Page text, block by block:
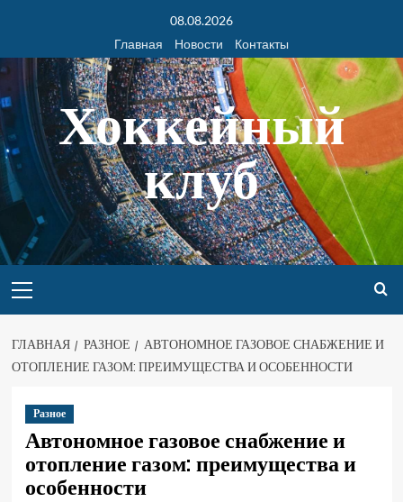
08.08.2026
Главная
Новости Контакты
Хоккейный
клуб
ГЛАВНАЯ РАЗНОЕ
АВТОНОМНОЕ ГАЗОВОЕ СНАБЖЕНИЕ И
ОТОПЛЕНИЕ ГАЗОМ: ПРЕИМУЩЕСТВА И ОСОБЕННОСТИ
Разное
Автономное газовое снабжение и
отопление газом: преимущества и
особенности